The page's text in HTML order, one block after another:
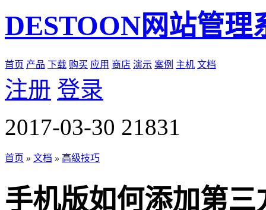
DESTOON网站管理
首页 产品 下载 购买 应用 商店 演示 案例 主机 文档
注册 登录
2017-03-30 21831
首页 » 文档 » 高级技巧
手机版如何添加第三